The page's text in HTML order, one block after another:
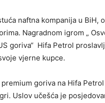
naftna kompanija u BiH,
Nagradnom igrom „
goriva“ Hifa Petrol
vjerne kupce.
premium goriva na Hifa
Uslov učešća je